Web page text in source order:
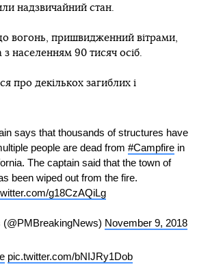
надзвичайний стан.
вогонь, пришвидженний вітрами,
з населенням 90 тисяч осіб.
про декількох загиблих і
says that thousands of structures have
people are dead from #Campfire in
The captain said that the town of
been wiped out from the fire.
g18CzAQiLg
November 9, 2018
pic.twitter.com/bNIJRy1Dob